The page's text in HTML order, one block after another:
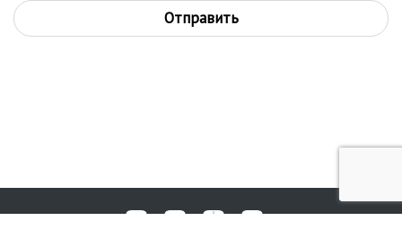
Отправить